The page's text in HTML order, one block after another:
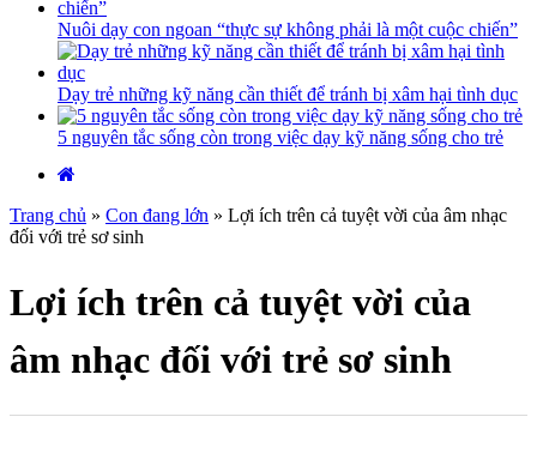
Nuôi dạy con ngoan “thực sự không phải là một cuộc chiến”
Dạy trẻ những kỹ năng cần thiết để tránh bị xâm hại tình dục
5 nguyên tắc sống còn trong việc dạy kỹ năng sống cho trẻ
Trang chủ » Con đang lớn » Lợi ích trên cả tuyệt vời của âm nhạc
đối với trẻ sơ sinh
Lợi ích trên cả tuyệt vời của
âm nhạc đối với trẻ sơ sinh